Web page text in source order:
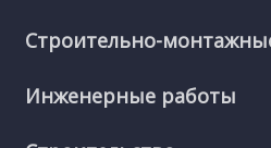
Строительно-
Инженерные работы